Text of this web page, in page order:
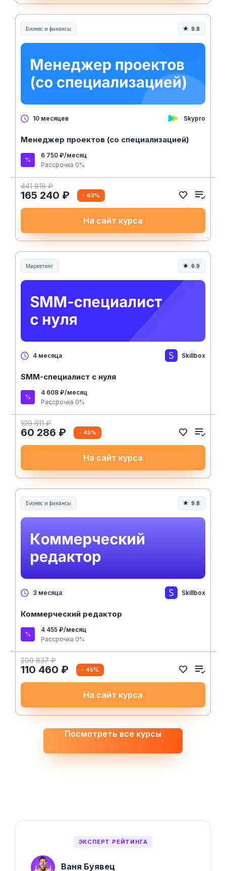
ЭКСПЕРТ РЕЙТИНГА
Ваня Буявец
Бизнес и финансы 9.8
10 месяцев Skypro
Менеджер проектов (со специализацией)
6 750 ₽/месяц
Рассрочка 0%
441 818 ₽
165 240 ₽ - 63%
На сайт курса
Маркетинг 9.9
4 месяца Skillbox
SMM-специалист с нуля
4 608 ₽/месяц
Рассрочка 0%
109 611 ₽
60 286 ₽ - 45%
На сайт курса
Бизнес и финансы 9.8
3 месяца Skillbox
Коммерческий редактор
4 455 ₽/месяц
Рассрочка 0%
200 837 ₽
110 460 ₽ - 45%
На сайт курса
Посмотреть все курсы